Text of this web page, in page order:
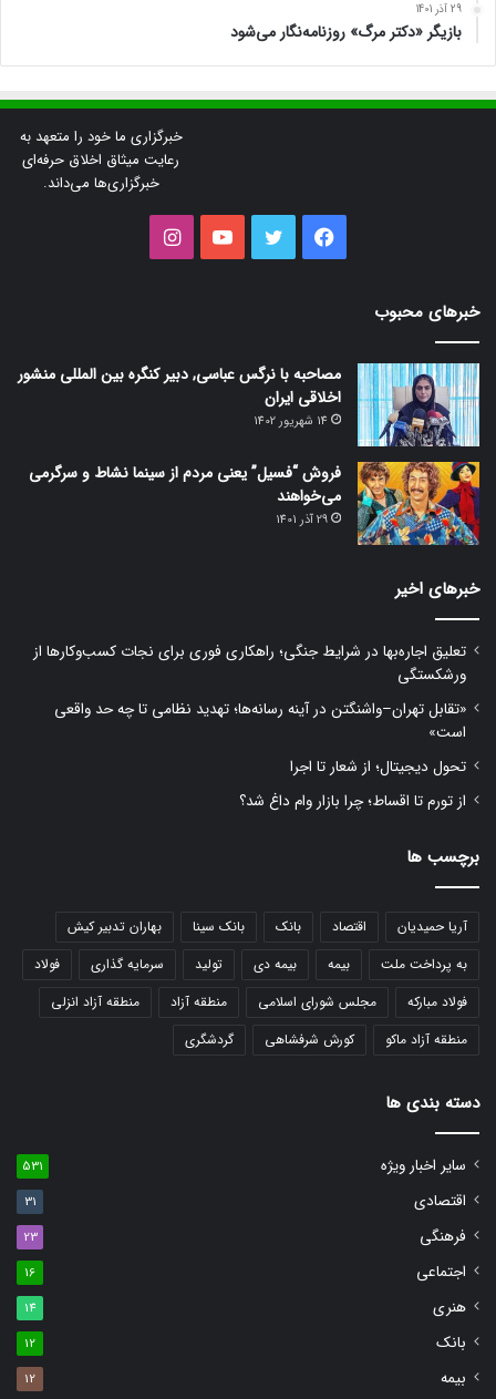
29 آذر 1401
بازیگر «دکتر مرگ» روزنامه‌نگار می‌شود
خبرگزاری ما خود را متعهد به
رعایت میثاق اخلاق حرفه‌ای
خبرگزاری‌ها می‌داند.
فیس
توییتر یوتیوب
خبرهای محبوب
مصاحبه با نرگس عباسی, دبیر کنگره بین المللی منشور
اخلاقی ایران
14 شهریور 1402
فروش “فسیل” یعنی مردم از سینما نشاط و سرگرمی
می‌خواهند
29 آذر 1401
خبرهای اخیر
تعلیق اجاره‌بها در شرایط جنگی؛ راهکاری فوری برای نجات کسب‌وکارها از
ورشکستگی
«تقابل تهران–واشنگتن در آینه رسانه‌ها؛ تهدید نظامی تا چه حد واقعی
است»
تحول دیجیتال؛ از شعار تا اجرا
از تورم تا اقساط؛ چرا بازار وام داغ شد؟
برچسب ها
آریا حمیدیان اقتصاد بانک بانک سینا
بهاران تدبیر کیش
به پرداخت ملت
بیمه بیمه دی تولید سرمایه گذاری
فولاد
فولاد مبارکه
مجلس شورای اسلامی منطقه آزاد
منطقه آزاد انزلی
منطقه آزاد ماکو
کورش شرفشاهی گردشگری
دسته بندی ها
سایر اخبار ویژه 531
اقتصادی 31
فرهنگی 23
اجتماعی 16
هنری 14
بانک 12
بیمه 12